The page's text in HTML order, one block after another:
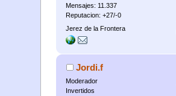
Mensajes: 11.337
Reputacion: +27/-0
Jerez de la Frontera
Jordi.f
Moderador
Invertidos